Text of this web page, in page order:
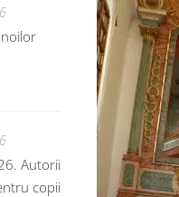
Autorii
copii